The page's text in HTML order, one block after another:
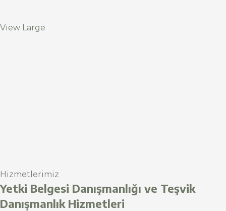
View Large
Hizmetlerimiz
Yetki Belgesi Danışmanlığı ve Teşvik
Danışmanlık Hizmetleri